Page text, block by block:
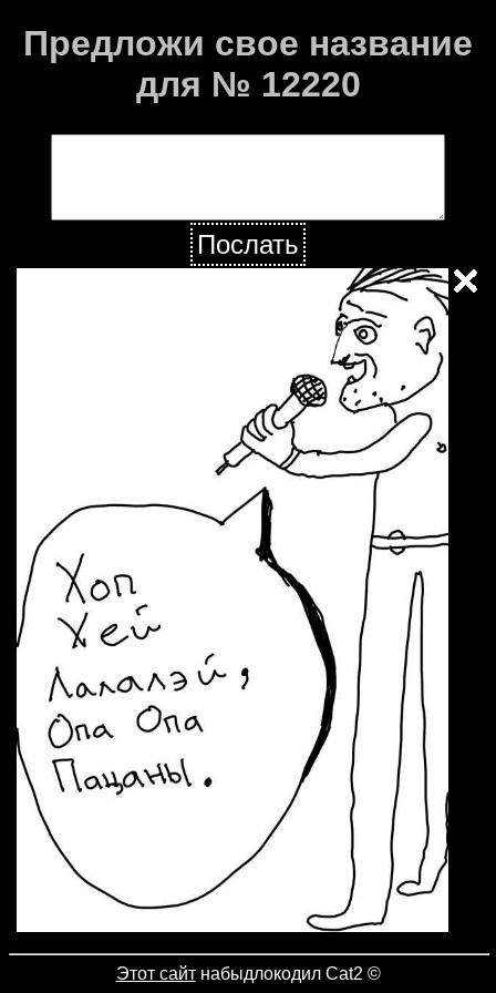
Предложи свое название
для № 12220
Послать
Этот сайтнабыдлокодил Cat2 ©